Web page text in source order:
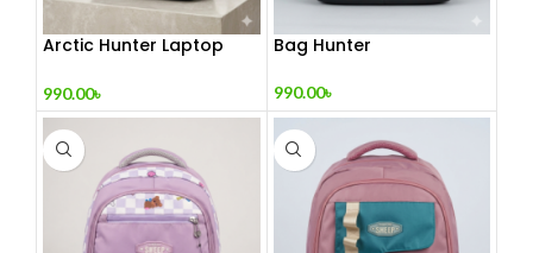
Arctic Hunter Laptop
990.00৳
Bag Hunter
990.00৳